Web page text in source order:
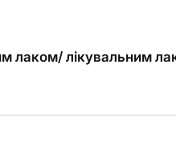
лаком/ лікувальним